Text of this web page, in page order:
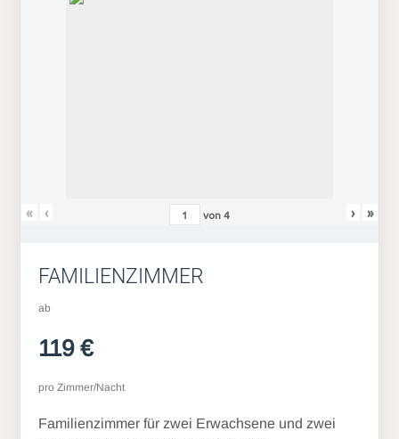
« ‹ von4 › »
FAMILIENZIMMER
ab
119 €
pro Zimmer/Nacht
Familienzimmer für zwei Erwachsene und zwei